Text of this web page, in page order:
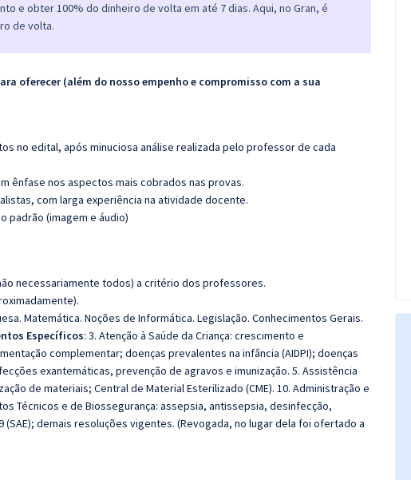
e obter 100% do dinheiro de volta em até 7 dias. Aqui, no Gran, é
de volta.
oferecer (além do nosso empenho e compromisso com a sua
no edital, após minuciosa análise realizada pelo professor de cada
ênfase nos aspectos mais cobrados nas provas.
com larga experiência na atividade docente.
padrão (imagem e áudio)
necessariamente todos) a critério dos professores.
Matemática. Noções de Informática. Legislação. Conhecimentos Gerais.
Específicos: 3. Atenção à Saúde da Criança: crescimento e
complementar; doenças prevalentes na infância (AIDPI); doenças
exantemáticas, prevenção de agravos e imunização. 5. Assistência
de materiais; Central de Material Esterilizado (CME). 10. Administração e
Técnicos e de Biossegurança: assepsia, antissepsia, desinfecção,
(SAE); demais resoluções vigentes. (Revogada, no lugar dela foi ofertado a